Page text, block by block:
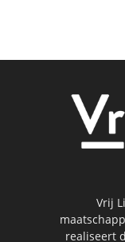
Vrij
realiseert